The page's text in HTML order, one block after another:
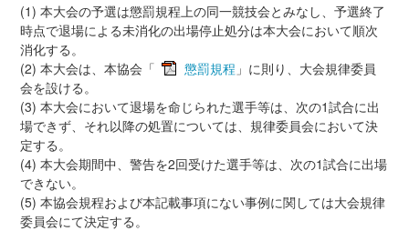
(1) 本大会の予選は懲罰規程上の同一競技会とみなし、予選終了
時点で退場による未消化の出場停止処分は本大会において順次
消化する。
(2) 本大会は、本協会「
懲罰規程 」に則り、大会規律委員
会を設ける。
(3) 本大会において退場を命じられた選手等は、次の1試合に出
場できず、それ以降の処置については、規律委員会において決
定する。
(4) 本大会期間中、警告を2回受けた選手等は、次の1試合に出場
できない。
(5) 本協会規程および本記載事項にない事例に関しては大会規律
委員会にて決定する。